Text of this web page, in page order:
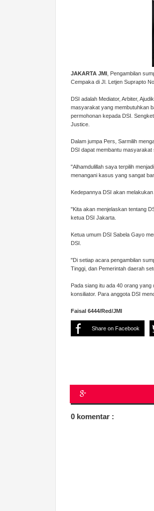
JAKARTA JMI , Pengambilan
Cempaka di Jl. Letjen Suprapto
DSI adalah Mediator, Arbiter,
masyarakat yang membutuhkan
permohonan kepada DSI.
Justice.
Dalam jumpa Pers, Sarmilih
DSI dapat membantu
"Alhamdulillah saya terpilih
menangani kasus yang sangat
Kedepannya DSI akan
"Kita akan menjelaskan tentang
ketua DSI Jakarta.
Ketua umum DSI Sabela Gayo
DSI.
"Di setiap acara pengambilan
Tinggi, dan Pemerintah daerah
Pada siang itu ada 40 orang
konsiliator. Para anggota DSI
Faisal 6444/Red/JMI
Share on Facebook
0 komentar :